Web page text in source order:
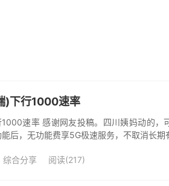
)下行1000速率
速率 感谢网友投稿。四川姨妈动的，
后，无功能费享5G极速服务，不取消长期
综合分享 阅读(217)